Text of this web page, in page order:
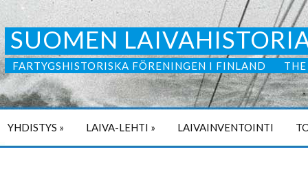
SUOMEN
FARTYGSHISTORISKA FÖRENINGEN I FINLAND
YHDISTYS » LAIVA-LEHTI » LAIVAINVENTOINTI